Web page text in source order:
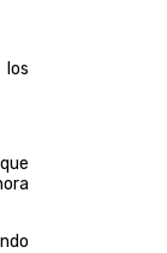
los